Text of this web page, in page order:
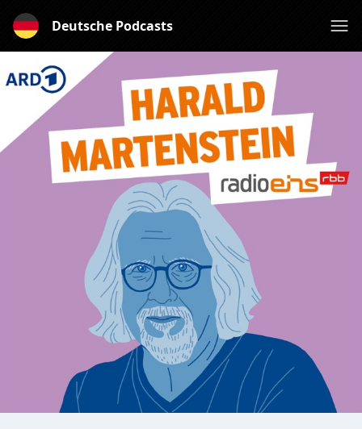
Deutsche Podcasts